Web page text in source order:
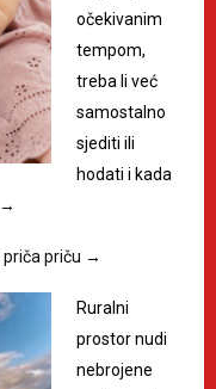
očekivanim
tempom,
treba li već
samostalno
sjediti ili
hodati i kada
→
priču →
Ruralni
prostor nudi
nebrojene